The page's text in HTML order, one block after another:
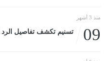
منذ 3 أشهر
09 تسنيم تكشف تفاصيل